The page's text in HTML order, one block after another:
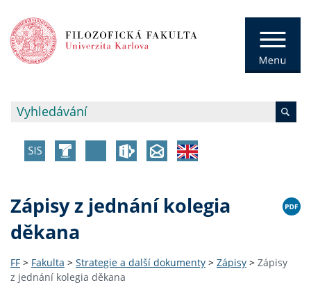
Zápisy z jednání kolegia
děkana
FF > Fakulta > Strategie a další dokumenty > Zápisy > Zápisy
z jednání kolegia děkana